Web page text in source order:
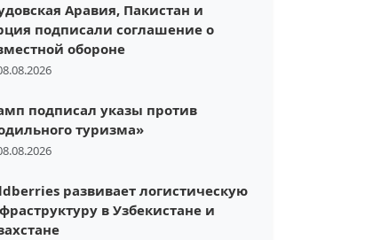
Аравия, Пакистан и
подписали соглашение о
обороне
подписал указы против
туризма»
развивает логистическую
в Узбекистане и